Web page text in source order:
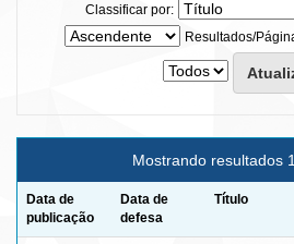
Classificar por:
Resultados/
Mostrando resultados
Data de
publicação
Data de
defesa
Título